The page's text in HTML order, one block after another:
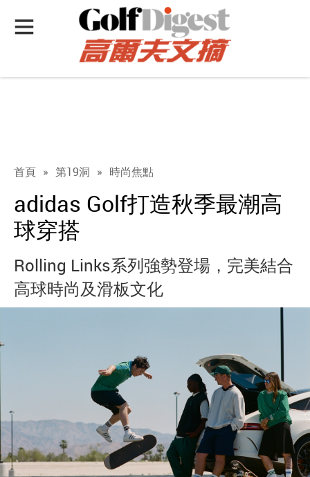
首頁 » 第19洞 » 時尚焦點
adidas Golf打造秋季最潮高
球穿搭
Rolling Links系列強勢登場，完美結合
高球時尚及滑板文化